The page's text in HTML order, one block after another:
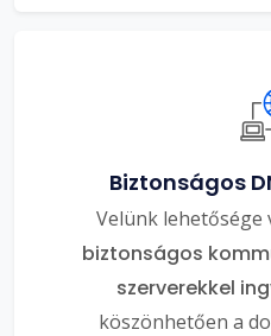
Biztonságos
Velünk lehetősége
biztonságos
szerverekkel
köszönhetően a